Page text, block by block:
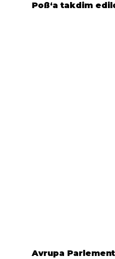
Poß‘a takdim
Avrupa